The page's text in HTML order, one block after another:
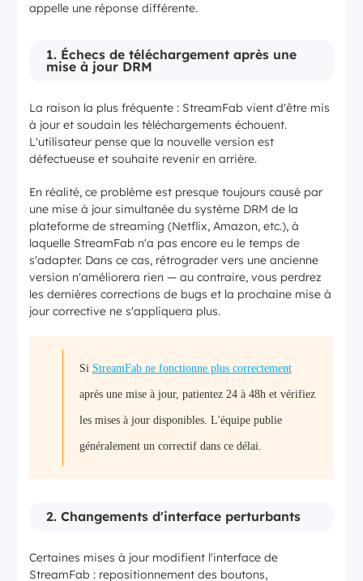
appelle une réponse différente.
1. Échecs de téléchargement après une
mise à jour DRM
La raison la plus fréquente : StreamFab vient d'être mis
à jour et soudain les téléchargements échouent.
L'utilisateur pense que la nouvelle version est
défectueuse et souhaite revenir en arrière.
En réalité, ce problème est presque toujours causé par
une mise à jour simultanée du système DRM de la
plateforme de streaming (Netflix, Amazon, etc.), à
laquelle StreamFab n'a pas encore eu le temps de
s'adapter. Dans ce cas, rétrograder vers une ancienne
version n'améliorera rien — au contraire, vous perdrez
les dernières corrections de bugs et la prochaine mise à
jour corrective ne s'appliquera plus.
Si StreamFab ne fonctionne plus correctement
après une mise à jour, patientez 24 à 48h et vérifiez
les mises à jour disponibles. L'équipe publie
généralement un correctif dans ce délai.
2. Changements d'interface perturbants
Certaines mises à jour modifient l'interface de
StreamFab : repositionnement des boutons,